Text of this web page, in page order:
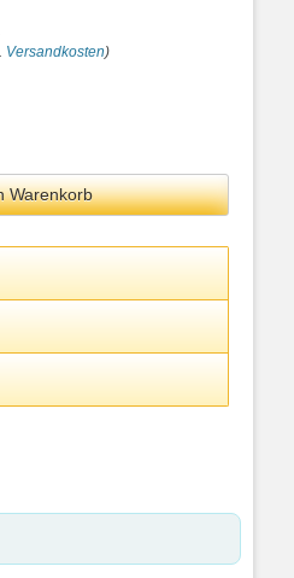
Versandkosten)